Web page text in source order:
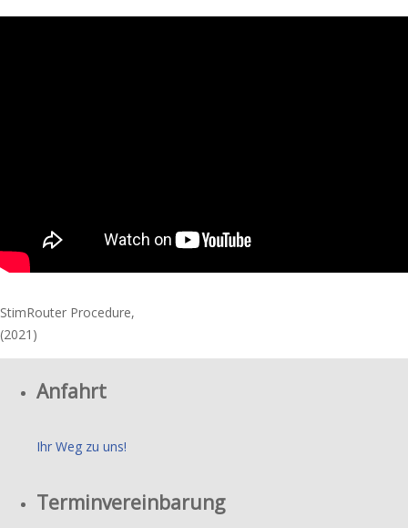
StimRouter Procedure,
(2021)
Anfahrt
Ihr Weg zu uns!
Terminvereinbarung